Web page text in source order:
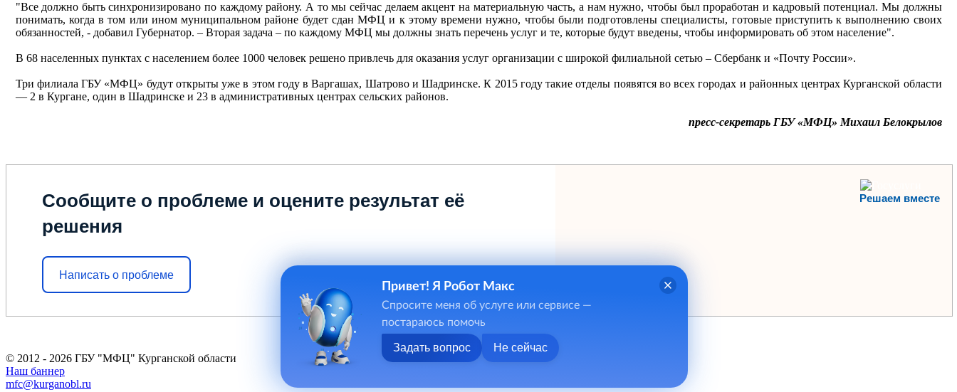
"Все должно быть синхронизировано по каждому району. А то мы сейчас делаем акцент на материальную часть, а нам нужно, чтобы был проработан и кадровый потенциал. Мы должны
понимать, когда в том или ином муниципальном районе будет сдан МФЦ и к этому времени нужно, чтобы были подготовлены специалисты, готовые приступить к выполнению своих
обязанностей, - добавил Губернатор. – Вторая задача – по каждому МФЦ мы должны знать перечень услуг и те, которые будут введены, чтобы информировать об этом население".
В 68 населенных пунктах с населением более 1000 человек решено привлечь для оказания услуг организации с широкой филиальной сетью – Сбербанк и «Почту России».
Три филиала ГБУ «МФЦ» будут открыты уже в этом году в Варгашах, Шатрово и Шадринске. К 2015 году такие отделы появятся во всех городах и районных центрах Курганской области
— 2 в Кургане, один в Шадринске и 23 в административных центрах сельских районов.
пресс-секретарь ГБУ «МФЦ» Михаил Белокрылов
Решаем вместе
Сообщите о проблеме и оцените результат её
решения
Написать о проблеме
© 2012 - 2026 ГБУ "МФЦ" Курганской области
Наш баннер
mfc@kurganobl.ru
Привет! Я Робот Макс
Спросите меня об услуге или сервисе —
постараюсь помочь
Задать вопрос Не сейчас